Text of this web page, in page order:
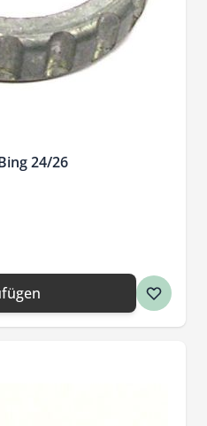
24/26